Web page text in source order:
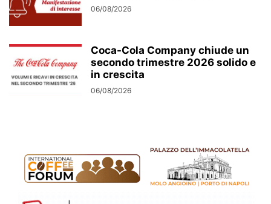
06/08/2026
Coca-Cola Company chiude un
secondo trimestre 2026 solido e
in crescita
06/08/2026